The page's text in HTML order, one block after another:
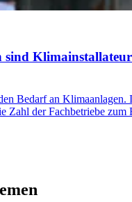
sind
Bedarf an Klimaanlagen.
Zahl der Fachbetriebe zum